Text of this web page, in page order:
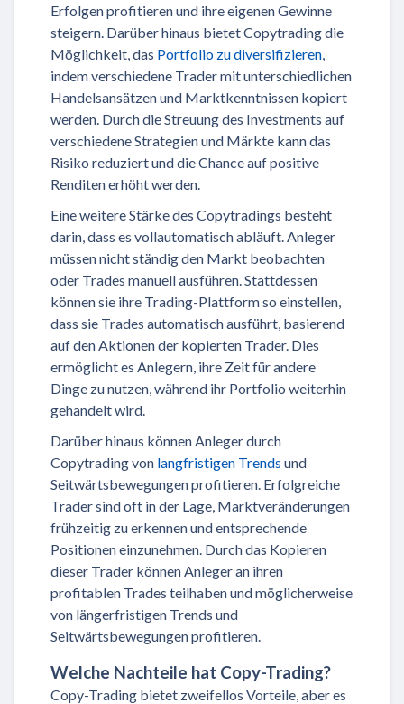
Erfolgen profitieren und ihre eigenen Gewinne
steigern. Darüber hinaus bietet Copytrading die
Möglichkeit, das Portfolio zu diversifizieren
indem verschiedene Trader mit unterschiedlichen
Handelsansätzen und Marktkenntnissen kopiert
werden. Durch die Streuung des Investments auf
verschiedene Strategien und Märkte kann das
Risiko reduziert und die Chance auf positive
Renditen erhöht werden.
Eine weitere Stärke des Copytradings besteht
darin, dass es vollautomatisch abläuft. Anleger
müssen nicht ständig den Markt beobachten
oder Trades manuell ausführen. Stattdessen
können sie ihre Trading-Plattform so einstellen,
dass sie Trades automatisch ausführt, basierend
auf den Aktionen der kopierten Trader. Dies
ermöglicht es Anlegern, ihre Zeit für andere
Dinge zu nutzen, während ihr Portfolio weiterhin
gehandelt wird.
Darüber hinaus können Anleger durch
Copytrading von langfristigen Trends und
Seitwärtsbewegungen profitieren. Erfolgreiche
Trader sind oft in der Lage, Marktveränderungen
frühzeitig zu erkennen und entsprechende
Positionen einzunehmen. Durch das Kopieren
dieser Trader können Anleger an ihren
profitablen Trades teilhaben und möglicherweise
von längerfristigen Trends und
Seitwärtsbewegungen profitieren.
Welche Nachteile hat Copy-Trading?
Copy-Trading bietet zweifellos Vorteile, aber es